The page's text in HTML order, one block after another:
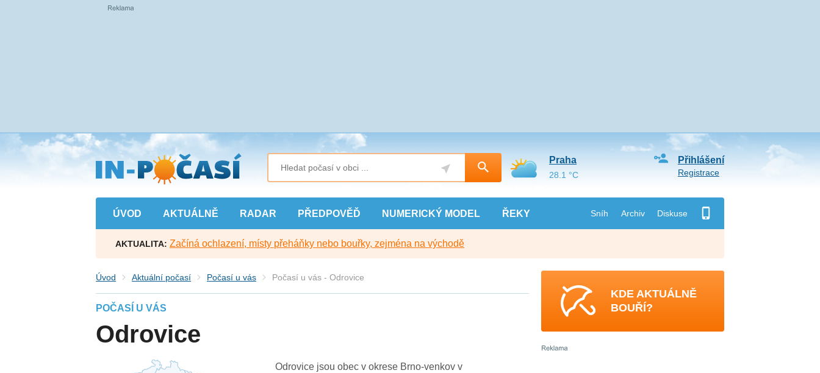
Přejít
na
hlavní
obsah
ÚVOD AKTUÁLNĚ RADAR PŘEDPOVĚĎ NUMERICKÝ MODEL ŘEKY Sníh Archiv Diskuse
Přihlášení
Registrace
Praha
28.1 °C
AKTUALITA: Začíná ochlazení, místy přeháňky nebo bouřky, zejména na východě
Úvod Aktuální počasí Počasí u vás Počasí u vás - Odrovice
POČASÍ U VÁS
Odrovice
Odrovice jsou obec v okrese Brno-venkov v
KDE AKTUÁLNĚ
BOUŘÍ?